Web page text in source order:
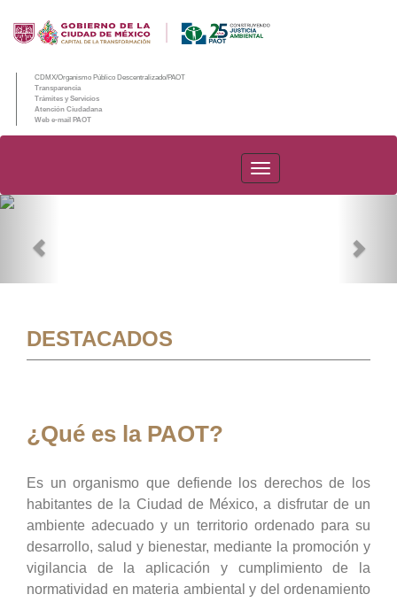
CDMX/Organismo Público Descentralizado/PAOT
Transparencia
Trámites y Servicios
Atención Ciudadana
Web e-mail PAOT
PAOT
DESTACADOS
¿Qué es la PAOT?
Es un organismo que defiende los derechos de los
habitantes de la Ciudad de México, a disfrutar de un
ambiente adecuado y un territorio ordenado para su
desarrollo, salud y bienestar, mediante la promoción y
vigilancia de la aplicación y cumplimiento de la
normatividad en materia ambiental y del ordenamiento